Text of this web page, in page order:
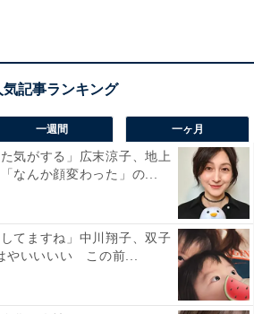
一週間 一ヶ月
気がする」広末涼子、地上
なんか顔変わった」の...
してますね」中川翔子、双子
やいいいい この前...